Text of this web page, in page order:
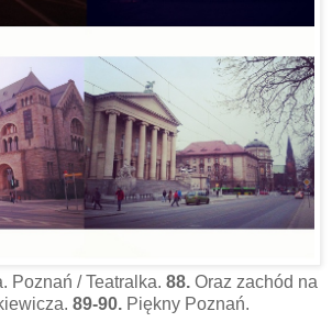
Poznań / Teatralka. 88. Oraz zachód na
89-90.Piękny Poznań.